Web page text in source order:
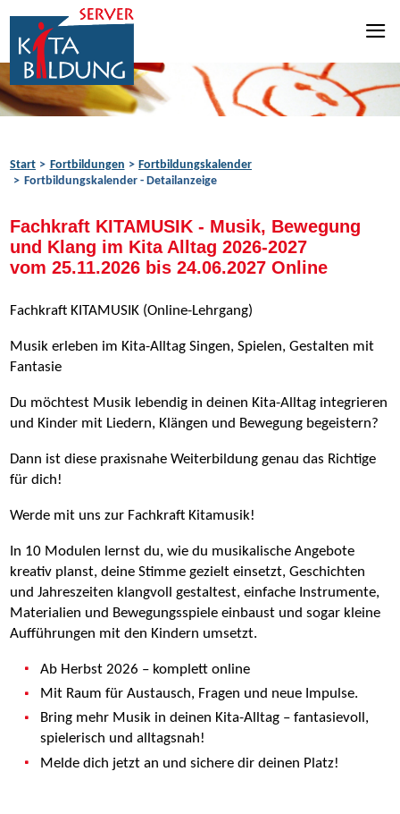
Zum Inhalt springen
Zur Navigation springen
Zum Fußbereich springen
Start Fortbildungen
Fortbildungskalender
Fortbildungskalender - Detailanzeige
Fachkraft KITAMUSIK - Musik, Bewegung
und Klang im Kita Alltag 2026-2027
vom 25.11.2026 bis 24.06.2027 Online
Fachkraft KITAMUSIK (Online-Lehrgang)
Musik erleben im Kita-Alltag Singen, Spielen, Gestalten mit
Fantasie
Du möchtest Musik lebendig in deinen Kita-Alltag integrieren
und Kinder mit Liedern, Klängen und Bewegung begeistern?
Dann ist diese praxisnahe Weiterbildung genau das Richtige
für dich!
Werde mit uns zur Fachkraft Kitamusik!
In 10 Modulen lernst du, wie du musikalische Angebote
kreativ planst, deine Stimme gezielt einsetzt, Geschichten
und Jahreszeiten klangvoll gestaltest, einfache Instrumente,
Materialien und Bewegungsspiele einbaust und sogar kleine
Aufführungen mit den Kindern umsetzt.
Ab Herbst 2026 – komplett online
Mit Raum für Austausch, Fragen und neue Impulse.
Bring mehr Musik in deinen Kita-Alltag – fantasievoll,
spielerisch und alltagsnah!
Melde dich jetzt an und sichere dir deinen Platz!